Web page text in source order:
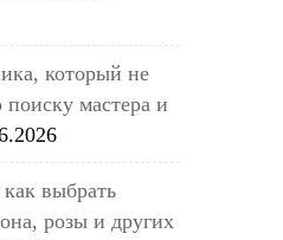
который не
мастера и
выбрать
розы и других